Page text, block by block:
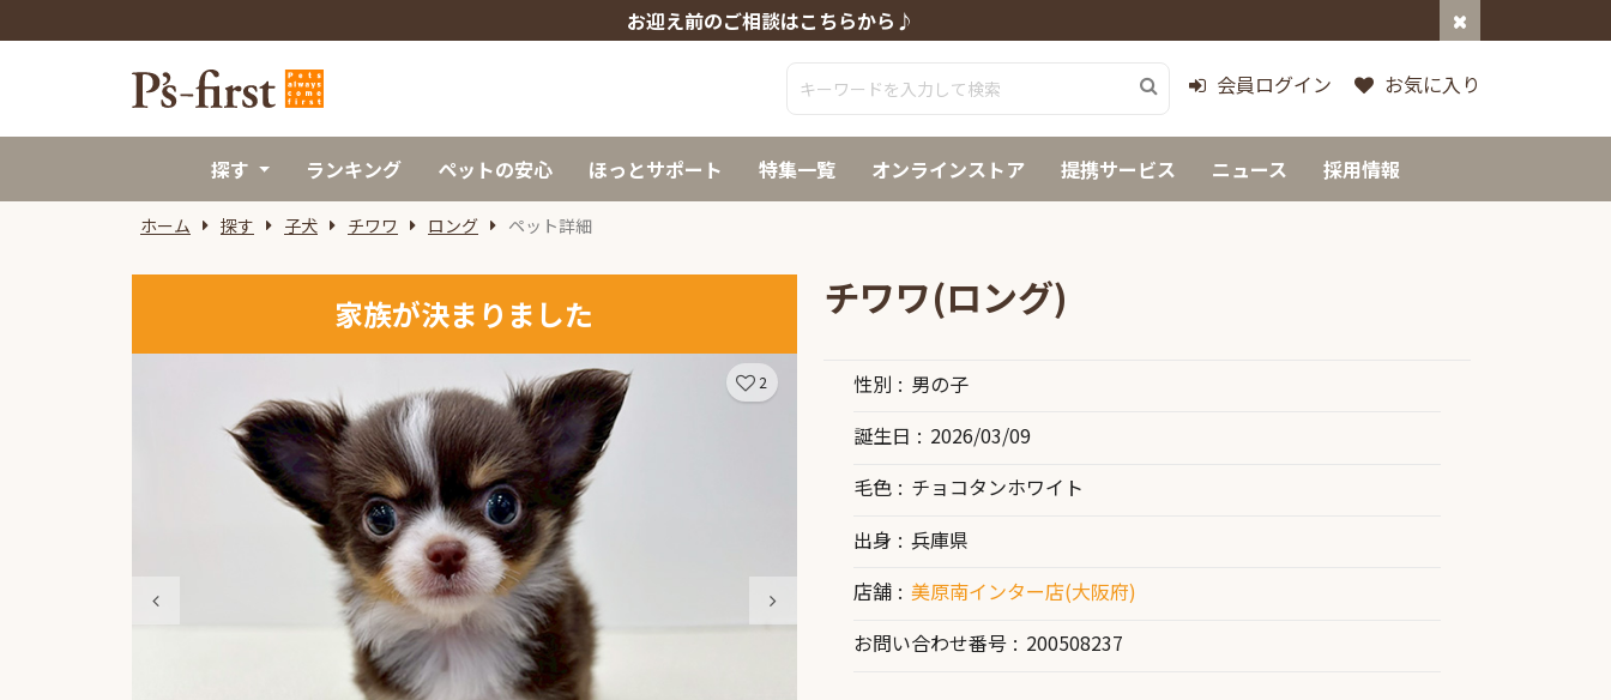
お迎え前のご相談はこちらから♪
会員ログイン お気に入り
探す ランキング ペットの安心 ほっとサポート 特集一覧 オンラインストア 提携サービス ニュース 採用情報
ホーム 探す 子犬 チワワ ロング ペット詳細
家族が決まりました
2
チワワ(ロング)
性別
男の子
誕生日
2026/03/09
毛色
チョコタンホワイト
出身
兵庫県
店舗
美原南インター店(大阪府)
お問い合わせ番号
200508237